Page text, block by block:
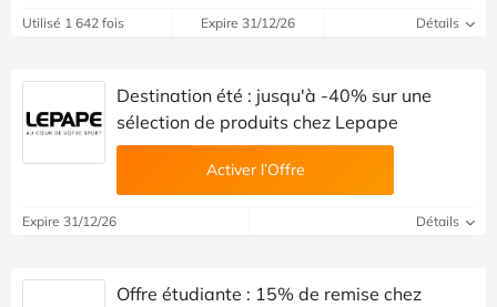
Utilisé 1 642 fois Expire 31/12/26 Détails
Destination été : jusqu'à -40% sur une
sélection de produits chez Lepape
Activer l’Offre
Expire 31/12/26 Détails
Offre étudiante : 15% de remise chez